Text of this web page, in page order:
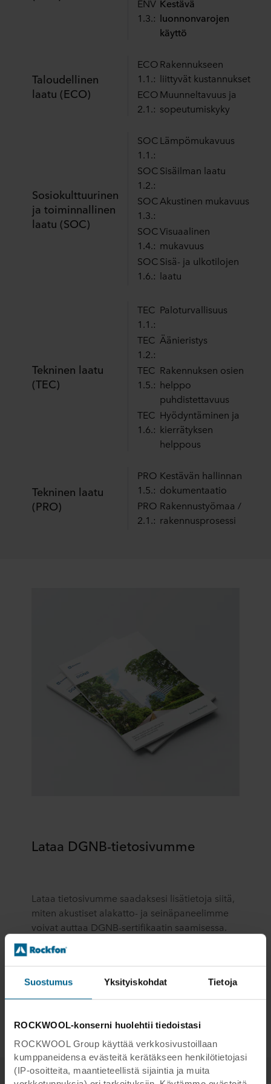
Suostumus Yksityiskohdat Tietoja
ROCKWOOL-konserni huolehtii tiedoistasi
ROCKWOOL Group käyttää verkkosivustoillaan
kumppaneidensa evästeitä kerätäkseen henkilötietojasi
(IP-osoitteita, maantieteellistä sijaintia ja muita
ENV
1.3.:
Kestävä
luonnonvarojen
käyttö
Taloudellinen
laatu (ECO)
ECO
1.1.:
Rakennukseen
liittyvät kustannukset
ECO
2.1.:
Muunneltavuus ja
sopeutumiskyky
Sosiokulttuurinen
ja toiminnallinen
laatu (SOC)
SOC
1.1.:
Lämpömukavuus
SOC
1.2.:
Sisäilman laatu
SOC
1.3.:
Akustinen mukavuus
SOC
1.4.:
Visuaalinen
mukavuus
SOC
1.6.:
Sisä- ja ulkotilojen
laatu
Tekninen laatu
(TEC)
TEC
1.1.:
Paloturvallisuus
TEC
1.2.:
Äänieristys
TEC
1.5.:
Rakennuksen osien
helppo
puhdistettavuus
TEC
1.6.:
Hyödyntäminen ja
kierrätyksen
helppous
Tekninen laatu
(PRO)
PRO
1.5.:
Kestävän hallinnan
dokumentaatio
PRO
2.1.:
Rakennustyömaa /
rakennusprosessi
Lataa DGNB-tietosivumme
Lataa tietosivumme saadaksesi lisätietoja siitä,
miten akustiset alakatto- ja seinäpaneelimme
voivat auttaa DGNB-sertifikaatin saamisessa.
Lataa tietosivumme